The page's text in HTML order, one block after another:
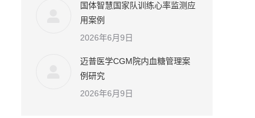
国体智慧国家队训练心率监测应
用案例
2026年6月9日
迈普医学CGM院内血糖管理案
例研究
2026年6月9日